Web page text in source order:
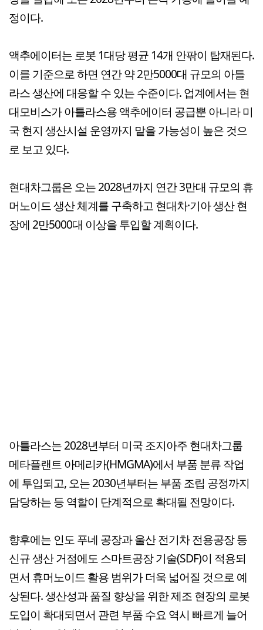
정이다.
액추에이터는 로봇 1대당 평균 14개 안팎이 탑재된다.
이를 기준으로 하면 연간 약 2만5000대 규모의 아틀
라스 생산에 대응할 수 있는 수준이다. 업계에서는 현
대모비스가 아틀라스용 액추에이터 공급뿐 아니라 미
국 현지 생산시설 운영까지 맡을 가능성이 높은 것으
로 보고 있다.
현대차그룹은 오는 2028년까지 연간 3만대 규모의 휴
머노이드 생산 체계를 구축하고 현대차·기아 생산 현
장에 2만5000대 이상을 투입할 계획이다.
아틀라스는 2028년부터 미국 조지아주 현대차그룹
메타플랜트 아메리카(HMGMA)에서 부품 분류 작업
에 투입되고, 오는 2030년부터는 부품 조립 공정까지
담당하는 등 역할이 단계적으로 확대될 전망이다.
향후에는 인도 푸네 공장과 울산 전기차 전용공장 등
신규 생산 거점에도 스마트공장 기술(SDF)이 적용되
면서 휴머노이드 활용 범위가 더욱 넓어질 것으로 예
상된다. 생산성과 품질 향상을 위한 제조 현장의 로봇
도입이 확대되면서 관련 부품 수요 역시 빠르게 늘어